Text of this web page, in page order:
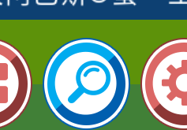
市科展 國
師王老師、
年二班張O
競賽國小朗
老師
加桃園市中
教師榮獲教
與2026世